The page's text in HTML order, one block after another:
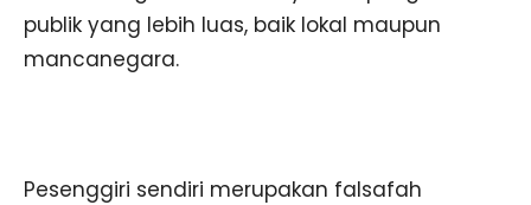
publik yang lebih luas, baik lokal maupun
mancanegara.
Pesenggiri sendiri merupakan falsafah